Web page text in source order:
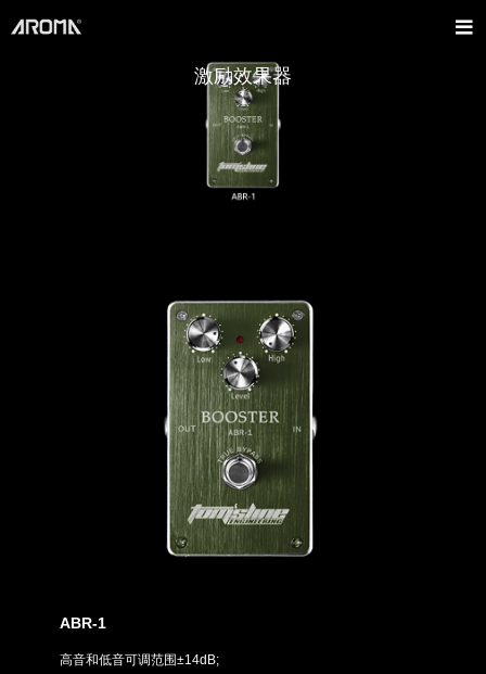
激励效果器
ABR-1
高音和低音可调范围±14dB;